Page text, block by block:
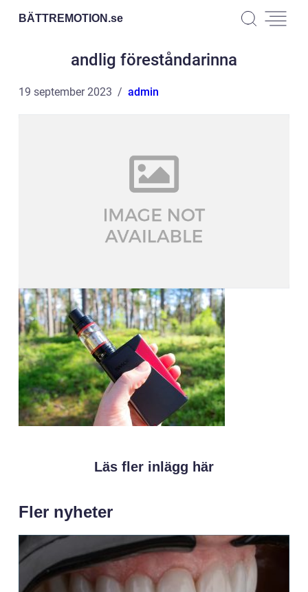
BÄTTREMOTION.se
andlig föreståndarinna
19 september 2023 admin
Läs fler inlägg här
Fler nyheter